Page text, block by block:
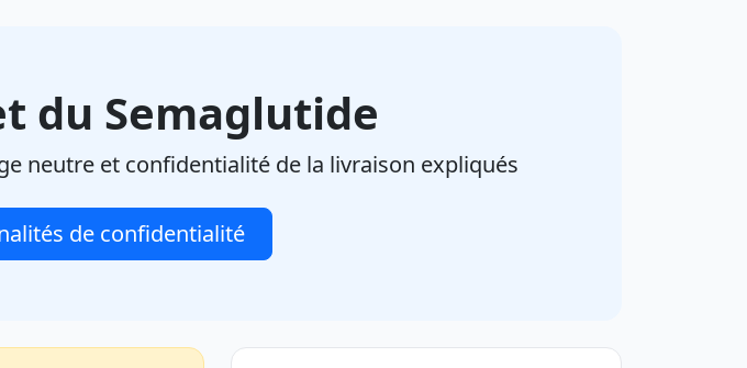
du Semaglutide
neutre et confidentialité de la livraison expliqués
de confidentialité